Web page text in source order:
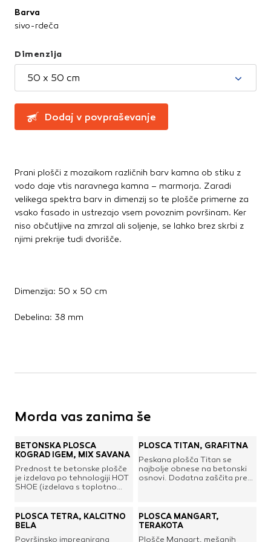
Barva
sivo-rdeča
Dimenzija
50 x 50 cm
Dodaj v povpraševanje
Prani plošči z mozaikom različnih barv kamna ob stiku z
vodo daje vtis naravnega kamna – marmorja. Zaradi
velikega spektra barv in dimenzij so te plošče primerne za
vsako fasado in ustrezajo vsem povoznim površinam. Ker
niso občutljive na zmrzal ali soljenje, se lahko brez skrbi z
njimi prekrije tudi dvorišče.
Dimenzija: 50 x 50 cm
Debelina: 38 mm
Morda vas zanima še
BETONSKA PLOŠČA
KOGRAD IGEM, MIX SAVANA
Prednost te betonske plošče
je izdelava po tehnologiji HOT
SHOE (izdelava s toplotno
prinaša:višjo
kakovost,povečano
PLOŠČA TITAN, GRAFITNA
Peskana plošča Titan se
najbolje obnese na betonski
osnovi. Dodatna zaščita pred
tudi kanček
čarobnosti. Dimenzija: 40 x
PLOŠČA TETRA, KALCITNO
BELA
Površinsko impregnirana
PLOŠČA MANGART,
TERAKOTA
Plošče Mangart, mešanih
Partnerska oglaševalska podjetja jih lahko uporabljajo za
izdelavo profila vaših interesov, ki ga nato uporabijo za
Pri delu uporabljajo edinstveno prepoznavanje vašega
ne boste deležni našega ciljnega spletnega oglaševanja.
Potrdi moje izbire